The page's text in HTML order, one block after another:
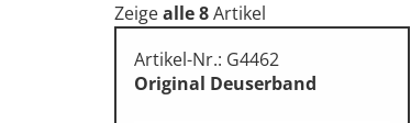
Bälle, Ballzubehör
Cube Sports
Zeigealle 8Artikel
Artikel-Nr.: G4462
Original Deuserband